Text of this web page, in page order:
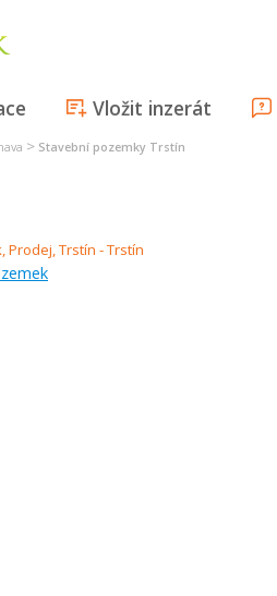
Vložit inzerát
> Stavební pozemky Trstín